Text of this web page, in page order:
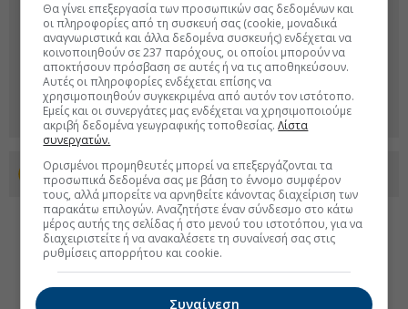
Προσθέστε το euro2day.gr στο Discover
Θα γίνει επεξεργασία των προσωπικών σας δεδομένων και
οι πληροφορίες από τη συσκευή σας (cookie, μοναδικά
αναγνωριστικά και άλλα δεδομένα συσκευής) ενδέχεται να
κοινοποιηθούν σε 237 παρόχους, οι οποίοι μπορούν να
αποκτήσουν πρόσβαση σε αυτές ή να τις αποθηκεύσουν.
Αυτές οι πληροφορίες ενδέχεται επίσης να
χρησιμοποιηθούν συγκεκριμένα από αυτόν τον ιστότοπο.
Εμείς και οι συνεργάτες μας ενδέχεται να χρησιμοποιούμε
ακριβή δεδομένα γεωγραφικής τοποθεσίας.Λίστα
συνεργατών.
Ορισμένοι προμηθευτές μπορεί να επεξεργάζονται τα
προσωπικά δεδομένα σας με βάση το έννομο συμφέρον
τους, αλλά μπορείτε να αρνηθείτε κάνοντας διαχείριση των
παρακάτω επιλογών. Αναζητήστε έναν σύνδεσμο στο κάτω
μέρος αυτής της σελίδας ή στο μενού του ιστοτόπου, για να
διαχειριστείτε ή να ανακαλέσετε τη συναίνεσή σας στις
ρυθμίσεις απορρήτου και cookie.
Συναίνεση